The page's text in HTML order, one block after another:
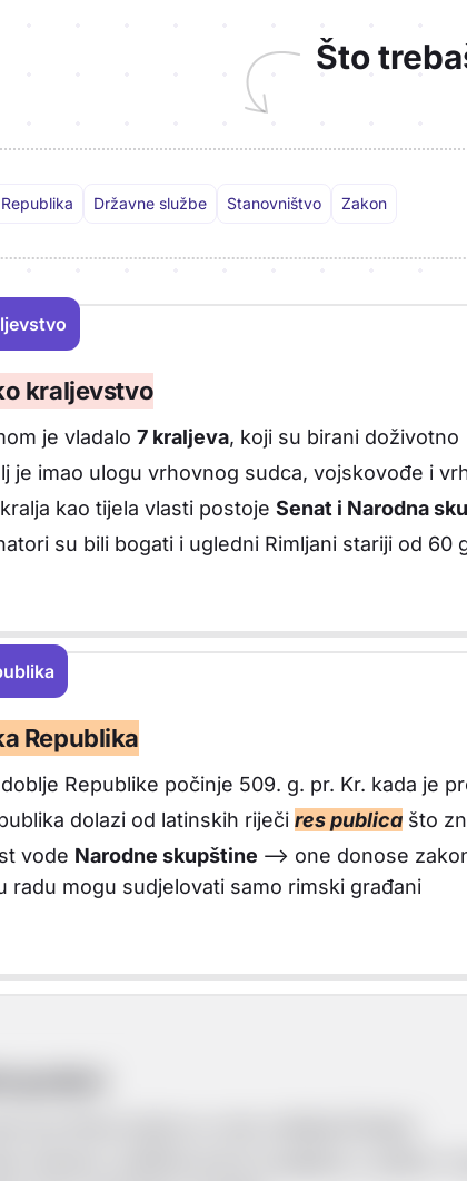
Što
Republika Državne službe Stanovništvo Zakon
kraljevstvo
je vladalo 7 kraljeva, koji su birani doživotno
je imao ulogu vrhovnog sudca, vojskovođe i
kao tijela vlasti postoje Senat i Narodna
su bili bogati i ugledni Rimljani stariji od 60
Republika
Republike počinje 509. g. pr. Kr. kada je
dolazi od latinskih riječi res publica što
vode Narodne skupštine --> one donose
radu mogu sudjelovati samo rimski građani